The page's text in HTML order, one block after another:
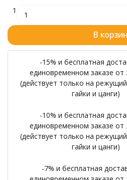
1
В
-15% и бесплатная
единовременном заказе от
(действует только на
гайки и цанги)
-10% и бесплатная
единовременном заказе от
(действует только на
гайки и цанги)
-7% и бесплатная